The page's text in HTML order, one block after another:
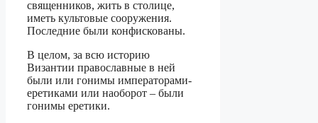
священников, жить в столице,
иметь культовые сооружения.
Последние были конфискованы.
В целом, за всю историю
Византии православные в ней
были или гонимы императорами-
еретиками или наоборот – были
гонимы еретики.